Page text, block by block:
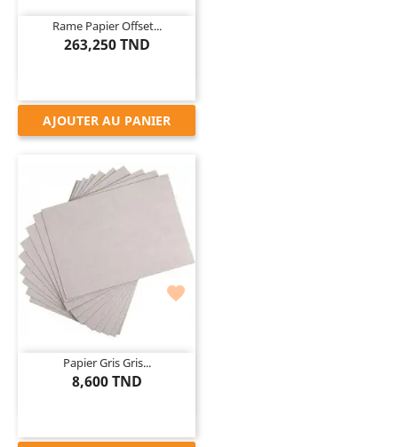
Rame Papier Offset...
263,250 TND
AJOUTER AU PANIER

Papier Gris Gris...
8,600 TND